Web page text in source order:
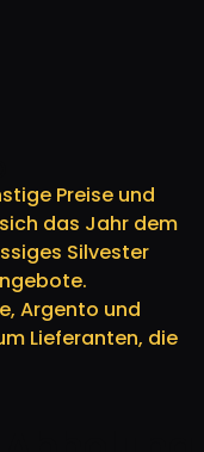
Preise und
das Jahr dem
Silvester
Argento und
Lieferanten, die